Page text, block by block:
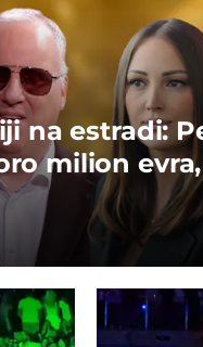
na estradi:
milion